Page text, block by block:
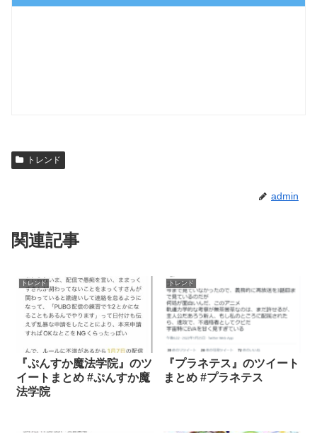
トレンド
admin
関連記事
トレンド
『ぷんすか魔法学院』のツ
イートまとめ #ぷんすか魔
法学院
トレンド
『プラネテス』のツイート
まとめ #プラネテス